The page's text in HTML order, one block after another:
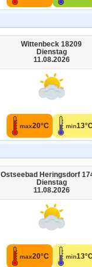
Wittenbeck 18209
Dienstag
11.08.2026
max20°C min13°C
Ostseebad Heringsdorf
Dienstag
11.08.2026
max20°C min13°C